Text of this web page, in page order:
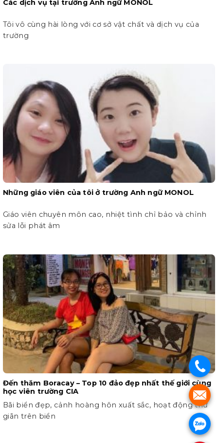
Các dịch vụ tại trường Anh ngữ MONOL
Tôi vô cùng hài lòng với cơ sở vật chất và dịch vụ của
trường
Những giáo viên của tôi ở trường Anh ngữ MONOL
Giáo viên chuyên môn cao, nhiệt tình chỉ bảo và chỉnh
sửa lỗi phát âm
Đến thăm Boracay – Top 10 đảo đẹp nhất thế giới cùng
học viên trường CIA
Bãi biển đẹp, cảnh hoàng hôn xuất sắc, hoạt động thư
giãn trên biển
.
.
.